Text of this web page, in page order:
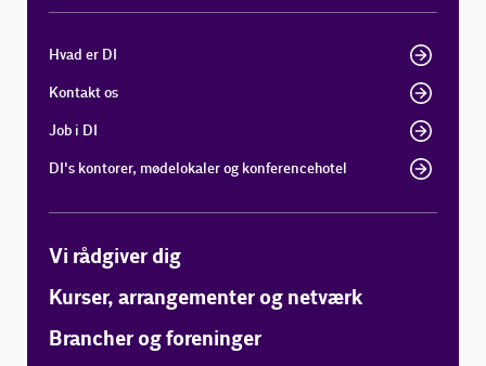
Hvad er DI
Kontakt os
Job i DI
DI's kontorer, mødelokaler og konferencehotel
Vi rådgiver dig
Kurser, arrangementer og netværk
Brancher og foreninger